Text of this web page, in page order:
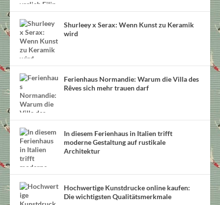
Shurleey x Serax: Wenn Kunst zu Keramik
wird
Ferienhaus Normandie: Warum die Villa des
Rêves sich mehr trauen darf
In diesem Ferienhaus in Italien trifft
moderne Gestaltung auf rustikale
Architektur
Hochwertige Kunstdrucke online kaufen:
Die wichtigsten Qualitätsmerkmale